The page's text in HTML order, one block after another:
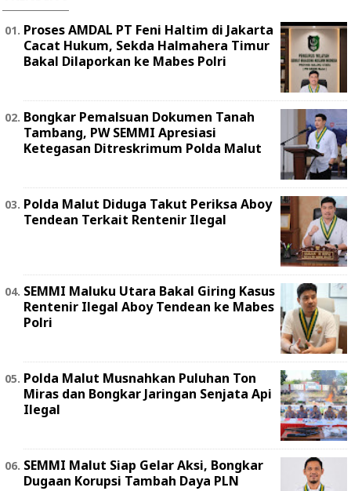
Proses AMDAL PT Feni Haltim di Jakarta
Cacat Hukum, Sekda Halmahera Timur
Bakal Dilaporkan ke Mabes Polri
Bongkar Pemalsuan Dokumen Tanah
Tambang, PW SEMMI Apresiasi
Ketegasan Ditreskrimum Polda Malut
Polda Malut Diduga Takut Periksa Aboy
Tendean Terkait Rentenir Ilegal
SEMMI Maluku Utara Bakal Giring Kasus
Rentenir Ilegal Aboy Tendean ke Mabes
Polri
Polda Malut Musnahkan Puluhan Ton
Miras dan Bongkar Jaringan Senjata Api
Ilegal
SEMMI Malut Siap Gelar Aksi, Bongkar
Dugaan Korupsi Tambah Daya PLN